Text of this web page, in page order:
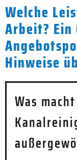
Welche
Arbeit?
Hinweise
Was